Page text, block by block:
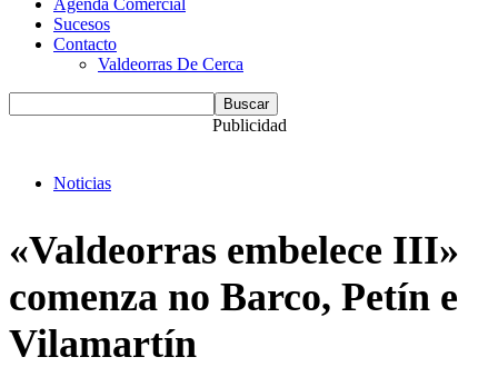
Agenda Comercial
Sucesos
Contacto
Valdeorras De Cerca
Publicidad
Noticias
«Valdeorras embelece III»
comenza no Barco, Petín e
Vilamartín